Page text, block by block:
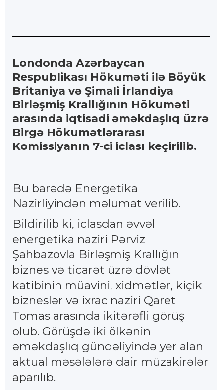
Londonda Azərbaycan
Respublikası Hökuməti ilə Böyük
Britaniya və Şimali İrlandiya
Birləşmiş Krallığının Hökuməti
arasında iqtisadi əməkdaşlıq üzrə
Birgə Hökumətlərarası
Komissiyanın 7-ci iclası keçirilib.
Bu barədə Energetika
Nazirliyindən məlumat verilib.
Bildirilib ki, iclasdan əvvəl
energetika naziri Pərviz
Şahbazovla Birləşmiş Krallığın
biznes və ticarət üzrə dövlət
katibinin müavini, xidmətlər, kiçik
bizneslər və ixrac naziri Qaret
Tomas arasında ikitərəfli görüş
olub. Görüşdə iki ölkənin
əməkdaşlıq gündəliyində yer alan
aktual məsələlərə dair müzakirələr
aparılıb.